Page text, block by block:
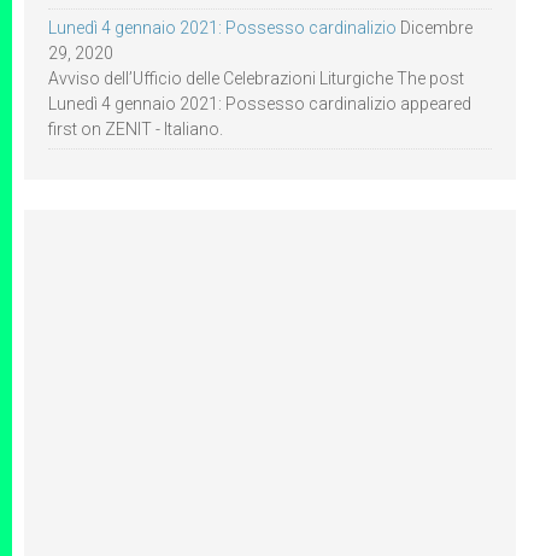
Lunedì 4 gennaio 2021: Possesso cardinalizio Dicembre
29, 2020
Avviso dell’Ufficio delle Celebrazioni Liturgiche The post
Lunedì 4 gennaio 2021: Possesso cardinalizio appeared
first on ZENIT - Italiano.